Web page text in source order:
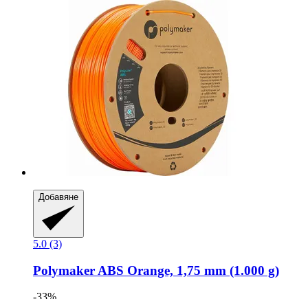
Добавяне
5.0 (3)
Polymaker ABS Orange, 1,75 mm (1.000 g)